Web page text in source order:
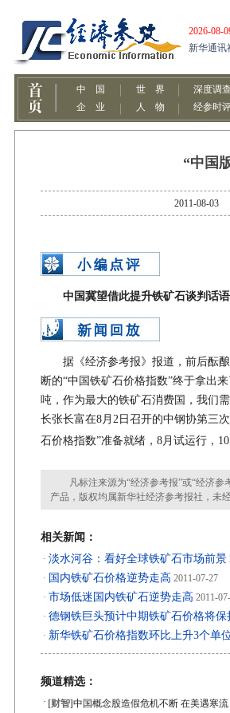
“中国
2011-08-
中国冀望借此提升铁矿石谈判话语
据《经济参考报》报道，前后酝酿
断的“中国铁矿石价格指数”终于拿出
吨，作为最大的铁矿石消费国，我们
长张长富在8月2日召开的中钢协第三
石价格指数”准备就绪，8月试运行，10
凡标注来源为“经济参考报”或“经济参
产品，版权均属新华社经济参考报社，未
相关新闻：
· 淡水河谷：看好全球铁矿石市场前景
· 国内铁矿石价格逆势走高 2011-07-27
· 市场低迷国内铁矿石逆势走高 2011-
· 德钢铁巨头预计中期铁矿石价格将保
· 新华铁矿石价格指数环比上升3个单
频道精选：
· [财智]中国概念股造假危机不断 在美遇寒流